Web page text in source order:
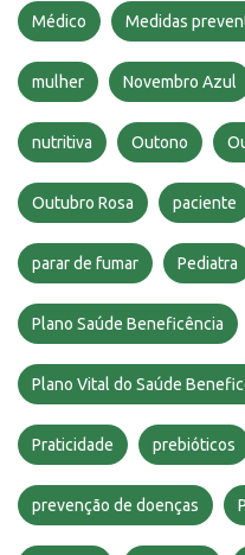
Médico Medidas
mulher Novembro Azul
nutritiva Outono
Outubro Rosa paciente
parar de fumar Pediatra
Plano Saúde Beneficência
Plano Vital do Saúde
Praticidade prebióticos
prevenção de doenças